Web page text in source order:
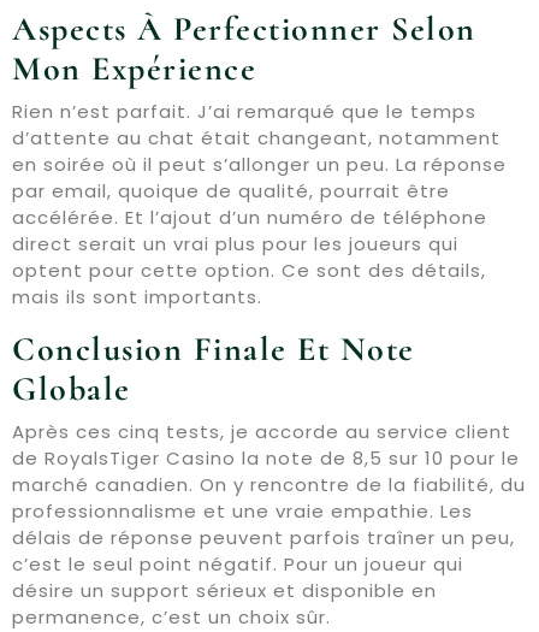
Aspects À Perfectionner Selon
Mon Expérience
Rien n’est parfait. J’ai remarqué que le temps
d’attente au chat était changeant, notamment
en soirée où il peut s’allonger un peu. La réponse
par email, quoique de qualité, pourrait être
accélérée. Et l’ajout d’un numéro de téléphone
direct serait un vrai plus pour les joueurs qui
optent pour cette option. Ce sont des détails,
mais ils sont importants.
Conclusion Finale Et Note
Globale
Après ces cinq tests, je accorde au service client
de RoyalsTiger Casino la note de 8,5 sur 10 pour le
marché canadien. On y rencontre de la fiabilité, du
professionnalisme et une vraie empathie. Les
délais de réponse peuvent parfois traîner un peu,
c’est le seul point négatif. Pour un joueur qui
désire un support sérieux et disponible en
permanence, c’est un choix sûr.